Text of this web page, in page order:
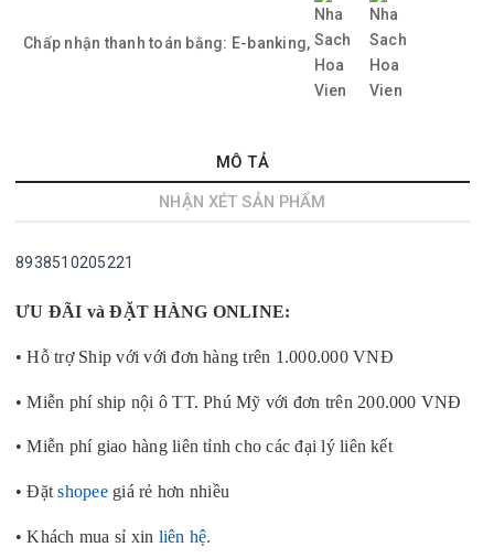
Chấp nhận thanh toán bằng: E-banking,
MÔ TẢ
NHẬN XÉT SẢN PHẨM
8938510205221
ƯU ĐÃI và ĐẶT HÀNG ONLINE:
• Hỗ trợ Ship với với đơn hàng trên 1.000.000 VNĐ
• Miễn phí ship nội ô TT. Phú Mỹ với đơn trên 200.000 VNĐ
• Miễn phí giao hàng liên tỉnh cho các đại lý liên kết
• Đặtshopeegiá rẻ hơn nhiều
• Khách mua sỉ xin liên hệ.